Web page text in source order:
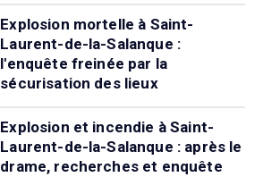
Explosion mortelle à Saint-
Laurent-de-la-Salanque :
l'enquête freinée par la
sécurisation des lieux
Explosion et incendie à Saint-
Laurent-de-la-Salanque : après le
drame, recherches et enquête